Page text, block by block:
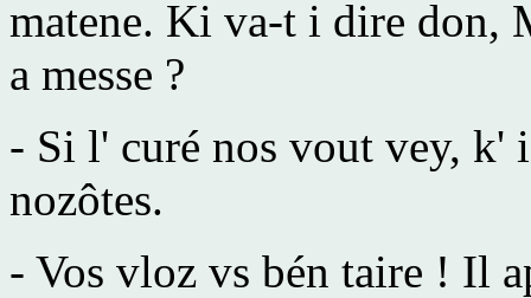
matene. Ki va-t i dire don,
a messe ?
- Si l' curé nos vout vey, k'
nozôtes.
- Vos vloz vs bén taire ! Il